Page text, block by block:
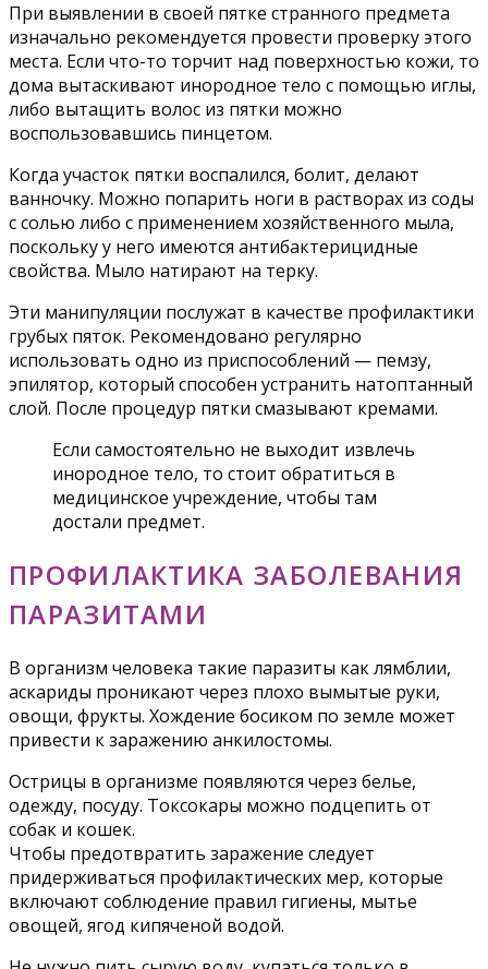
При выявлении в своей пятке странного предмета
изначально рекомендуется провести проверку этого
места. Если что-то торчит над поверхностью кожи, то
дома вытаскивают инородное тело с помощью иглы,
либо вытащить волос из пятки можно
воспользовавшись пинцетом.
Когда участок пятки воспалился, болит, делают
ванночку. Можно попарить ноги в растворах из соды
с солью либо с применением хозяйственного мыла,
поскольку у него имеются антибактерицидные
свойства. Мыло натирают на терку.
Эти манипуляции послужат в качестве профилактики
грубых пяток. Рекомендовано регулярно
использовать одно из приспособлений — пемзу,
эпилятор, который способен устранить натоптанный
слой. После процедур пятки смазывают кремами.
Если самостоятельно не выходит извлечь
инородное тело, то стоит обратиться в
медицинское учреждение, чтобы там
достали предмет.
ПРОФИЛАКТИКА ЗАБОЛЕВАНИЯ
ПАРАЗИТАМИ
В организм человека такие паразиты как лямблии,
аскариды проникают через плохо вымытые руки,
овощи, фрукты. Хождение босиком по земле может
привести к заражению анкилостомы.
Острицы в организме появляются через белье,
одежду, посуду. Токсокары можно подцепить от
собак и кошек.
Чтобы предотвратить заражение следует
придерживаться профилактических мер, которые
включают соблюдение правил гигиены, мытье
овощей, ягод кипяченой водой.